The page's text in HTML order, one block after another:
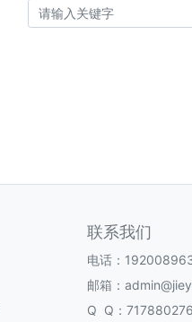
联系我们
电话：
邮箱：
Q Q：717880276